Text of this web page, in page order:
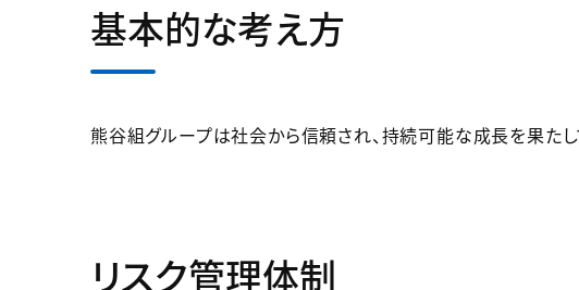
基本的な考え方
熊谷組グループは社会から信頼され、持続可能な成長を果た
リスク管理体制